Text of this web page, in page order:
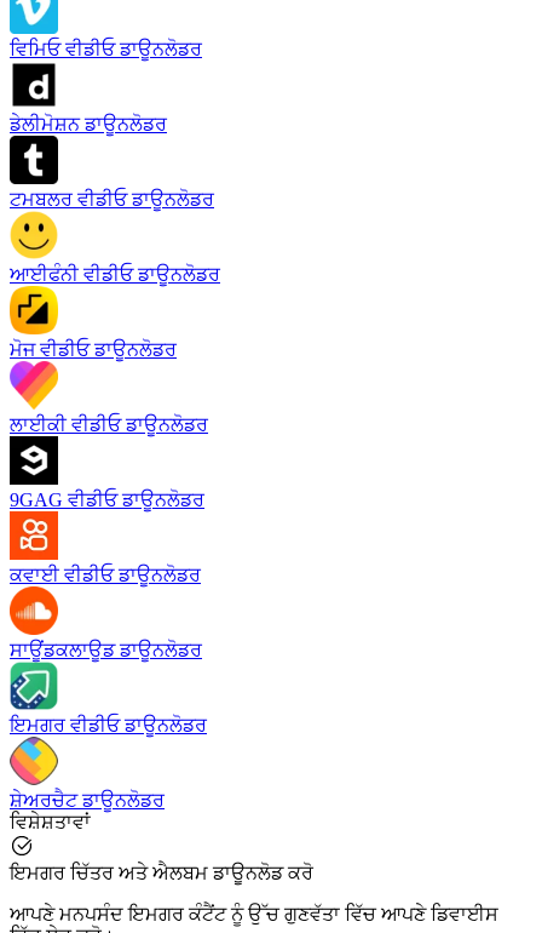
ਵਿਮਿਓ ਵੀਡੀਓ ਡਾਊਨਲੋਡਰ
ਡੇਲੀਮੋਸ਼ਨ ਡਾਊਨਲੋਡਰ
ਟਮਬਲਰ ਵੀਡੀਓ ਡਾਊਨਲੋਡਰ
ਆਈਫੰਨੀ ਵੀਡੀਓ ਡਾਊਨਲੋਡਰ
ਮੋਜ ਵੀਡੀਓ ਡਾਊਨਲੋਡਰ
ਲਾਈਕੀ ਵੀਡੀਓ ਡਾਊਨਲੋਡਰ
9GAG ਵੀਡੀਓ ਡਾਊਨਲੋਡਰ
ਕਵਾਈ ਵੀਡੀਓ ਡਾਊਨਲੋਡਰ
ਸਾਊਂਡਕਲਾਊਡ ਡਾਊਨਲੋਡਰ
ਇਮਗਰ ਵੀਡੀਓ ਡਾਊਨਲੋਡਰ
ਸ਼ੇਅਰਚੈਟ ਡਾਊਨਲੋਡਰ
ਵਿਸ਼ੇਸ਼ਤਾਵਾਂ
ਇਮਗਰ ਚਿੱਤਰ ਅਤੇ ਐਲਬਮ ਡਾਊਨਲੋਡ ਕਰੋ
ਆਪਣੇ ਮਨਪਸੰਦ ਇਮਗਰ ਕੰਟੈਂਟ ਨੂੰ ਉੱਚ ਗੁਣਵੱਤਾ ਵਿੱਚ ਆਪਣੇ ਡਿਵਾਈਸ